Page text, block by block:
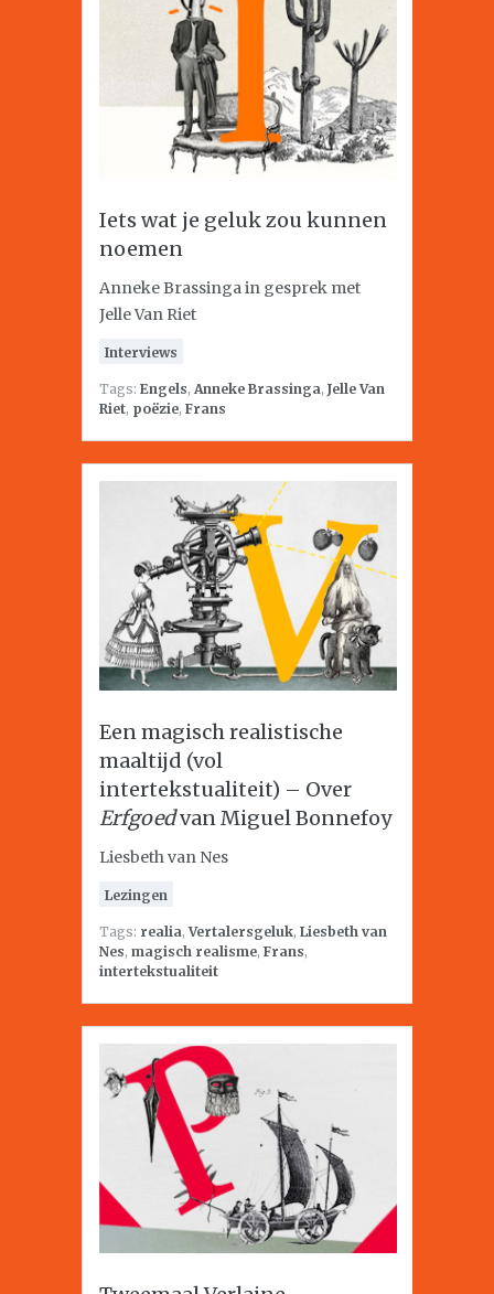
Iets wat je geluk zou kunnen
noemen
Anneke Brassinga in gesprek met
Jelle Van Riet
Interviews
Tags: Engels, Anneke Brassinga, Jelle Van
Riet, poëzie, Frans
Een magisch realistische
maaltijd (vol
intertekstualiteit) – Over
Erfgoedvan Miguel Bonnefoy
Liesbeth van Nes
Lezingen
Tags: realia,Vertalersgeluk, Liesbeth van
Nes, magisch realisme, Frans,
intertekstualiteit